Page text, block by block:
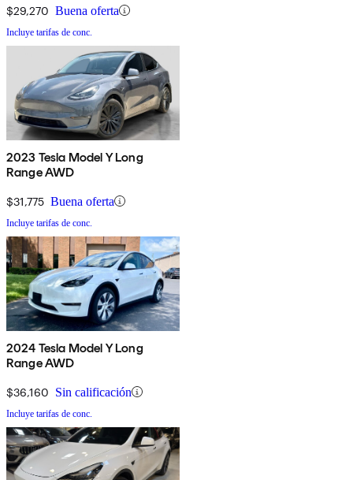
$29,270 Buena oferta
Incluye tarifas de conc.
2023 Tesla Model Y Long
Range AWD
$31,775 Buena oferta
Incluye tarifas de conc.
2024 Tesla Model Y Long
Range AWD
$36,160 Sin calificación
Incluye tarifas de conc.